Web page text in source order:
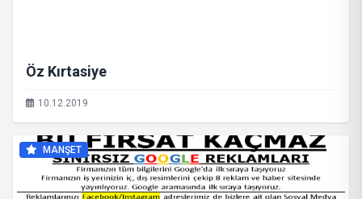
Öz Kırtasiye
10.12.2019
MANŞET